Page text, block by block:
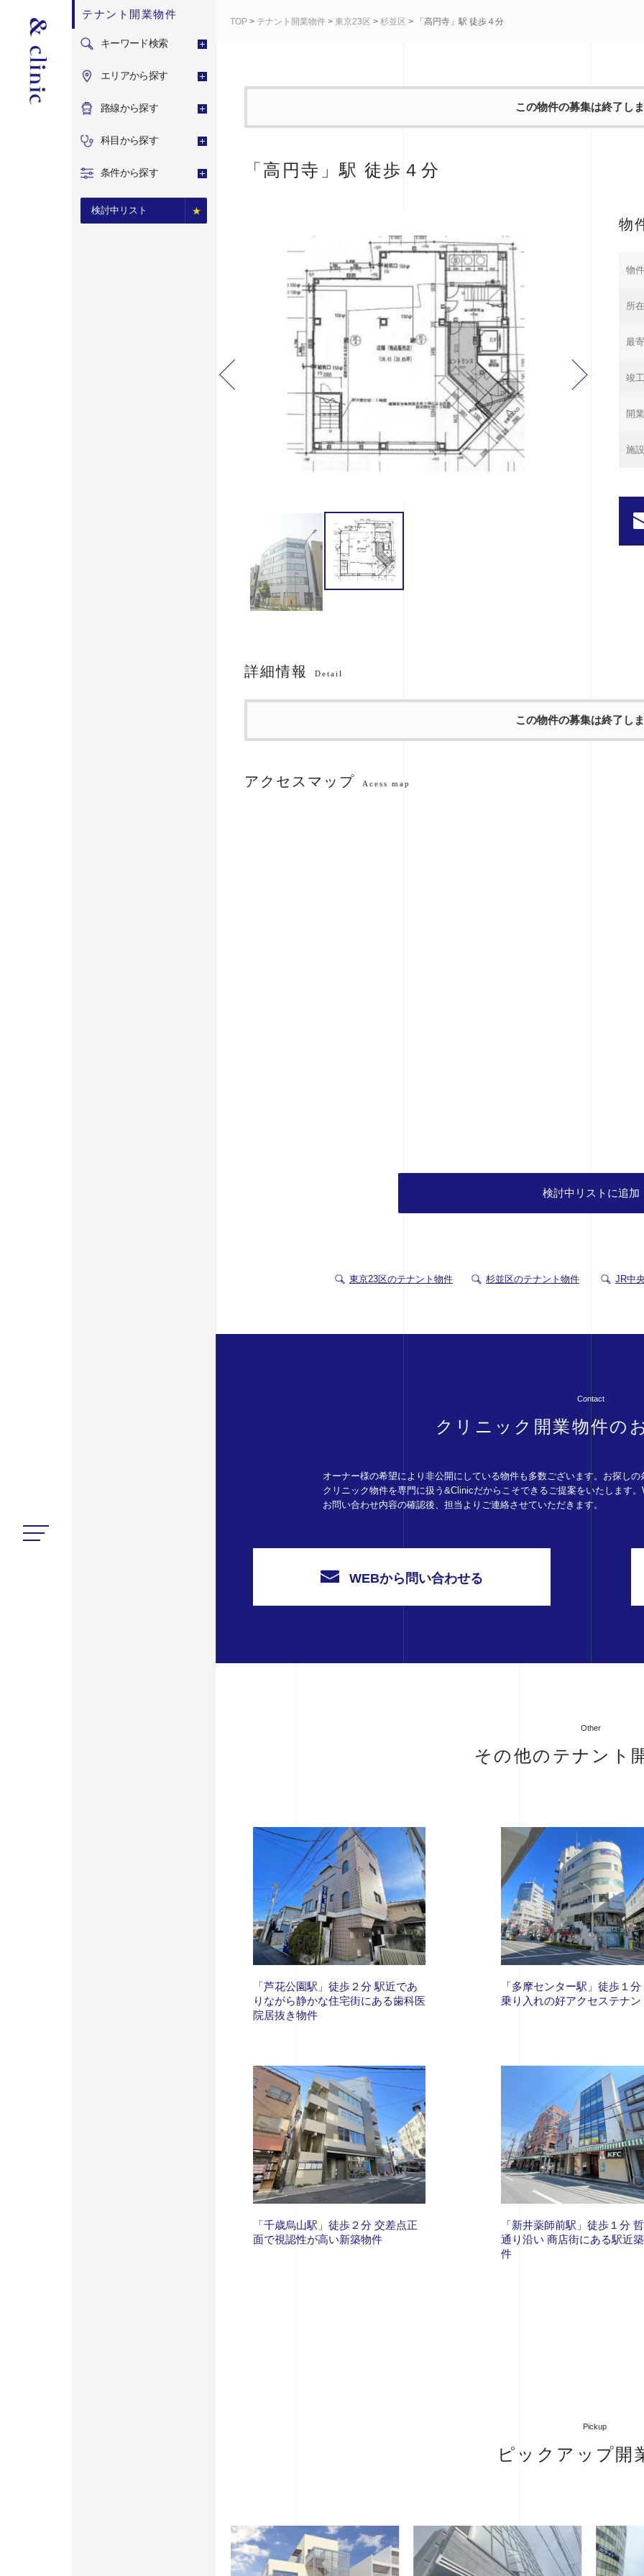
テナント開業物件
キーワード検索
エリアから探す
路線から探す
科目から探す
条件から探す
検討中リスト
TOP > テナント開業物件 > 東京23区 > 杉並区 > 「高円寺」駅 徒歩４分
この物件の募集は終了し
「高円寺」駅 徒歩４分
物
物
所
最
竣工
開
施
詳細情報 Detail
この物件の募集は終了し
アクセスマップ Acess map
検討中リストに追加
東京23区のテナント物件 杉並区のテナント物件 JR中
Contact
クリニック開業物件の
オーナー様の希望により非公開にしている物件も多数ございます。お探し
クリニック物件を専門に扱う&Clinicだからこそできるご提案をいたします
お問い合わせ内容の確認後、担当よりご連絡させていただきます。
WEBから問い合わせる
Other
その他のテナント
「芦花公園駅」徒歩２分 駅近であ
りながら静かな住宅街にある歯科医
院居抜き物件
「多摩センター駅」徒歩１分
乗り入れの好アクセステナン
「千歳烏山駅」徒歩２分 交差点正
面で視認性が高い新築物件
「新井薬師前駅」徒歩１分
通り沿い 商店街にある駅近
件
Pickup
ピックアップ開